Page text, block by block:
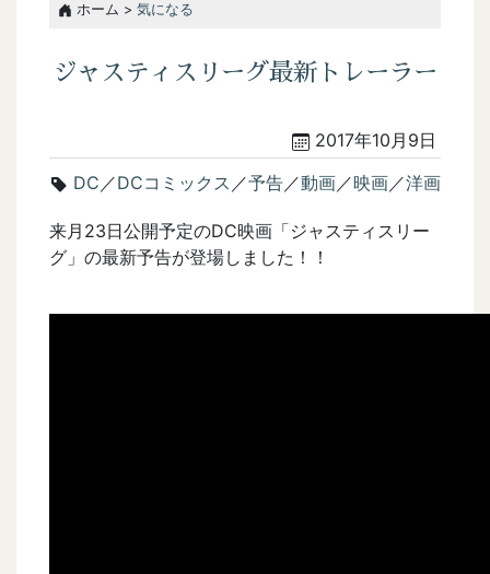
ホーム > 気になる
ジャスティスリーグ最新トレーラー
2017年10月9日
DC ／DCコミックス ／予告／動画／映画／洋画
来月23日公開予定のDC映画「ジャスティスリー
グ」の最新予告が登場しました！！